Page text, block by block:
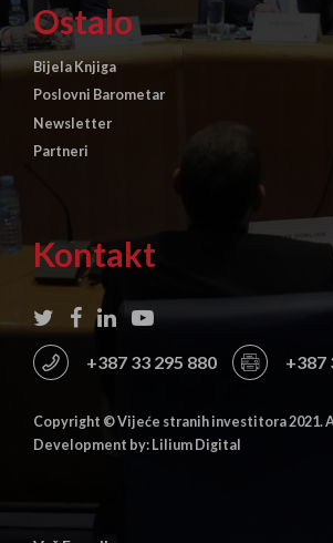
Ostalo
Bijela Knjiga
Poslovni Barometar
Newsletter
Partneri
Kontakt
+387 33 295 880 +387
Copyright © Vijeće stranih investitora 2021.
Development by: Lilium Digital